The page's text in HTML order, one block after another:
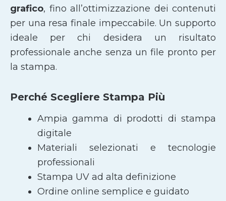
grafico, fino all’ottimizzazione dei contenuti
per una resa finale impeccabile. Un supporto
ideale per chi desidera un risultato
professionale anche senza un file pronto per
la stampa.
Perché Scegliere Stampa Più
Ampia gamma di prodotti di stampa
digitale
Materiali selezionati e tecnologie
professionali
Stampa UV ad alta definizione
Ordine online semplice e guidato